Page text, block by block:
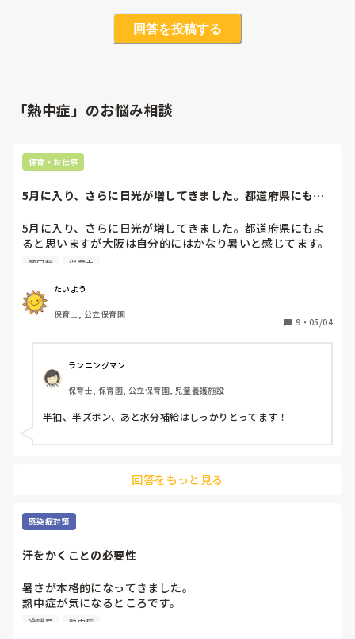
回答を投稿する
「熱中症」のお悩み相談
保育・お仕事
5月に入り、さらに日光が増してきました。都道府県にもよ
5月に入り、さらに日光が増してきました。都道府県にもよ
ると思いますが大阪は自分的にはかなり暑いと感じてます。
熱中症日射病に皆さんはどのように気をつけてますか？男性
自分はキャップをかぶっているだけで、襟元は日光にあたっ
てて、部屋に戻ると少し辛い時もあります...（体調が）子ど
もと同時に自分を守る方法を教えてほしいです！
熱中症 保育士
たいよう
保育士, 公立保育園
9 ・ 05/04
ランニングマン
保育士, 保育園, 公立保育園, 児童養護施設
半袖、半ズボン、あと水分補給はしっかりとってます！
回答をもっと見る
感染症対策
汗をかくことの必要性
暑さが本格的になってきました。
熱中症が気になるところです。
冷房をつける必要があるのですが、ずっとキンキンに冷えた
冷暖房 熱中症